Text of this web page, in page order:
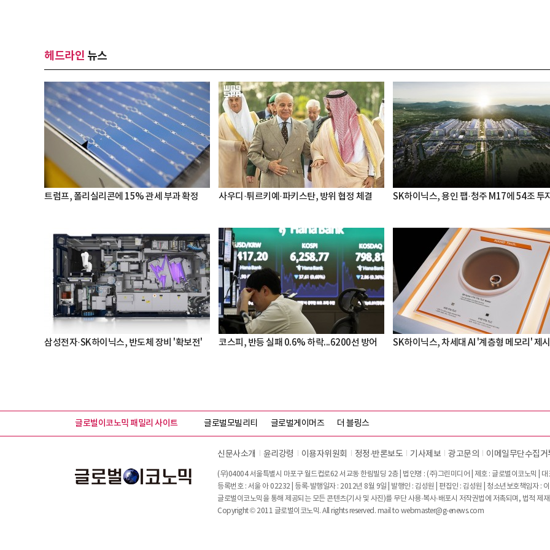
헤드라인 뉴스
트럼프, 폴리실리콘에 15% 관세 부과 확정 사우디·튀르키예·파키스탄, 방위 협정 체결 SK하이닉스, 용인 팹·청주 M17에 54조 투
삼성전자·SK하이닉스, 반도체 장비 '확보전' 코스피, 반등 실패 0.6% 하락...6200선 방어 SK하이닉스, 차세대 AI '계층형 메모리' 제시
글로벌이코노믹 패밀리 사이트 글로벌모빌리티 글로벌게이머즈 더 블링스
신문사소개 윤리강령 이용자위원회 정정∙반론보도 기사제보 광고문의 이메일무단수집거
(우)04004 서울특별시 마포구 월드컵로62 서교동 한림빌딩 2층 | 법인명 : (주)그린미디어 | 제호 : 글로벌이코노믹 |
등록번호 : 서울 아 02232 | 등록·발행일자 : 2012년 8월 9일 | 발행인 : 김성원 | 편집인 : 김성원 | 청소년보호책임자 :
글로벌이코노믹을 통해 제공되는 모든 콘텐츠(기사 및 사진)를 무단 사용·복사·배포시 저작권법에 저촉되며, 법적 제
Copyright © 2011 글로벌이코노믹. All rights reserved. mail to webmaster@g-enews.com